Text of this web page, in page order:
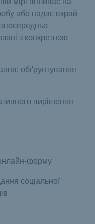
або надає вкрай
з конкретною
обґрунтування
вирішення
форму
соціальної